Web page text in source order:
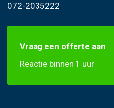
072-2035222
Vraag een offerte aan
Reactie binnen 1 uur